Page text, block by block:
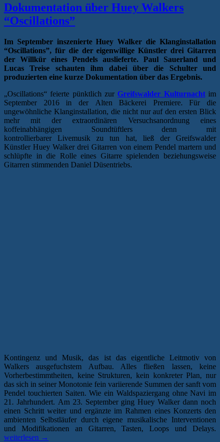
Dokumentation über Huey Walkers
“Oscillations”
Im September inszenierte Huey Walker die Klanginstallation
“Oscillations”, für die der eigenwillige Künstler drei Gitarren
der Willkür eines Pendels auslieferte. Paul Sauerland und
Lucas Treise schauten ihm dabei über die Schulter und
produzierten eine kurze Dokumentation über das Ergebnis.
„Oscillations“ feierte pünktlich zurGreifswalder Kulturnachtim
September 2016 in der Alten Bäckerei Premiere. Für die
ungewöhnliche Klanginstallation, die nicht nur auf den ersten Blick
mehr mit der extraordinären Versuchsanordnung eines
koffeinabhängigen Soundtüftlers denn mit
kontrollierbarer Livemusik zu tun hat, ließ der Greifswalder
Künstler Huey Walker drei Gitarren von einem Pendel martern und
schlüpfte in die Rolle eines Gitarre spielenden beziehungsweise
Gitarren stimmenden Daniel Düsentriebs.
Kontingenz und Musik, das ist das eigentliche Leitmotiv von
Walkers ausgefuchstem Aufbau. Alles fließen lassen, keine
Vorherbestimmtheiten, keine Strukturen, kein konkreter Plan, nur
das sich in seiner Monotonie fein variierende Summen der sanft vom
Pendel touchierten Saiten. Wie ein Waldspaziergang ohne Navi im
21. Jahrhundert. Am 23. September ging Huey Walker dann noch
einen Schritt weiter und ergänzte im Rahmen eines Konzerts den
ambienten Selbstläufer durch eigene musikalische Interventionen
und Modifikationen an Gitarren, Tasten, Loops und Delays.
weiterlesen →